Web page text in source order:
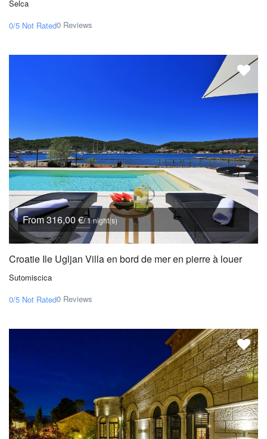
Selca
0/5 Not Rated0 Reviews
From 316,00 €/ 1 night(s)
Croatie Ile Ugljan Villa en bord de mer en pierre à louer
Sutomiscica
0/5 Not Rated0 Reviews